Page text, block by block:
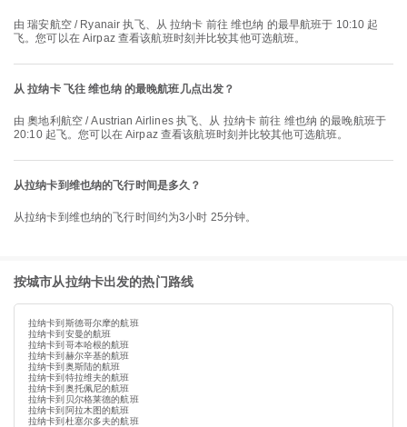
由 瑞安航空 / Ryanair 执飞、从 拉纳卡 前往 维也纳 的最早航班于 10:10 起
飞。您可以在 Airpaz 查看该航班时刻并比较其他可选航班。
从 拉纳卡 飞往 维也纳 的最晚航班几点出发？
由 奧地利航空 / Austrian Airlines 执飞、从 拉纳卡 前往 维也纳 的最晚航班于
20:10 起飞。您可以在 Airpaz 查看该航班时刻并比较其他可选航班。
从拉纳卡到维也纳的飞行时间是多久？
从拉纳卡到维也纳的飞行时间约为3小时 25分钟。
按城市从拉纳卡出发的热门路线
拉纳卡到斯德哥尔摩的航班
拉纳卡到安曼的航班
拉纳卡到哥本哈根的航班
拉纳卡到赫尔辛基的航班
拉纳卡到奥斯陆的航班
拉纳卡到特拉维夫的航班
拉纳卡到奥托佩尼的航班
拉纳卡到贝尔格莱德的航班
拉纳卡到阿拉木图的航班
拉纳卡到杜塞尔多夫的航班